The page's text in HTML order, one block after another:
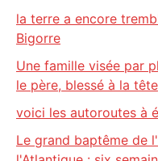
la terre a encore
Bigorre
Une famille visée par
le père, blessé à la
voici les autoroutes à
Le grand baptême de